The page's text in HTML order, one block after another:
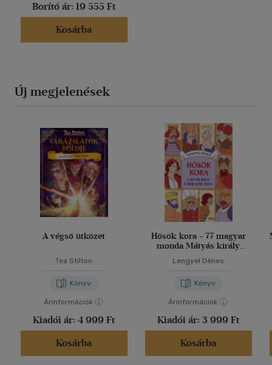
Borító ár: 19 555 Ft
Kosárba
Új megjelenések
A végső ütközet
Tea Stilton
Könyv
Árinformációk
Kiadói ár: 4 999 Ft
Kosárba
Hősök kora - 77 magyar
monda Mátyás király
Lengyel Dénes
Könyv
Árinformációk
Kiadói ár: 3 999 Ft
Kosárba